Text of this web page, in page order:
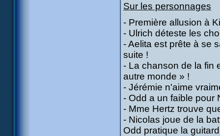
Sur les personnages
- Première allusion à
- Ulrich déteste les
- Aelita est prête à se
suite !
- La chanson de la fin
autre monde » !
- Jérémie n'aime
- Odd a un faible pour
- Mme Hertz trouve
- Nicolas joue de la
Odd pratique la